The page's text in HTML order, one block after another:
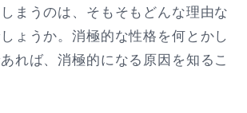
まうのは、そもそもどんな理由な
ょうか。消極的な性格を何とかし
れば、消極的になる原因を知るこ